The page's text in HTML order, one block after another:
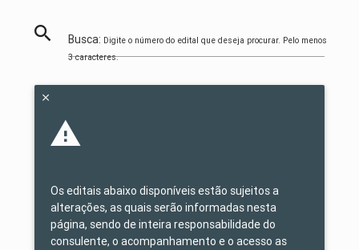
Busca: Digite o número do edital que deseja procurar. Pelo menos
3 caracteres.
Os editais abaixo disponíveis estão sujeitos a
alterações, as quais serão informadas nesta
página, sendo de inteira responsabilidade do
consulente, o acompanhamento e o acesso as